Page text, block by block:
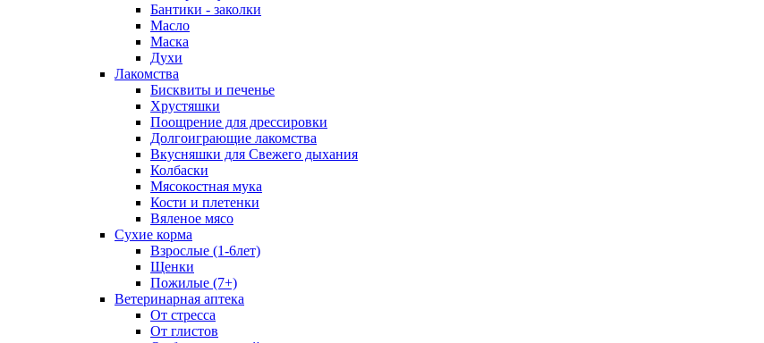
Бантики - заколки
Масло
Маска
Духи
Лакомства
Бисквиты и печенье
Хрустяшки
Поощрение для дрессировки
Долгоиграющие лакомства
Вкусняшки для Свежего дыхания
Колбаски
Мясокостная мука
Кости и плетенки
Вяленое мясо
Сухие корма
Взрослые (1-6лет)
Щенки
Пожилые (7+)
Ветеринарная аптека
От стресса
От глистов